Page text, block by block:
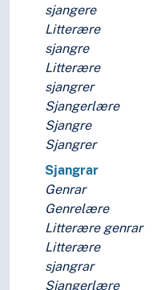
sjangere
Litterære
sjangre
Litterære
sjangrer
Sjangerlære
Sjangre
Sjangrer
Sjangrar
Genrar
Genrelære
Litterære genrar
Litterære
sjangrar
Sjangerlære